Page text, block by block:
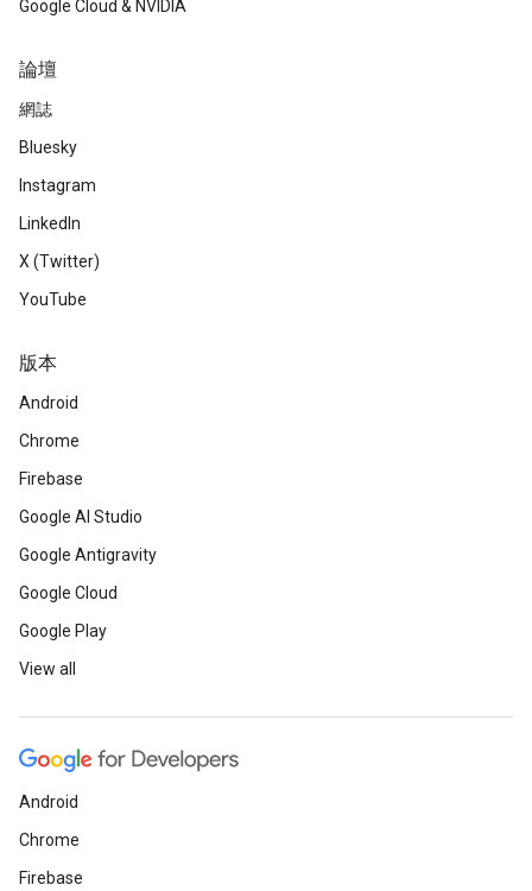
Google Cloud & NVIDIA
論壇
網誌
Bluesky
Instagram
LinkedIn
X (Twitter)
YouTube
版本
Android
Chrome
Firebase
Google AI Studio
Google Antigravity
Google Cloud
Google Play
View all
Android
Chrome
Firebase